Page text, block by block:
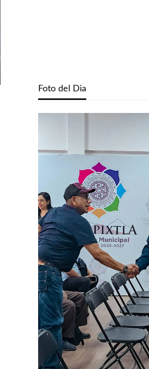
Foto del Dia